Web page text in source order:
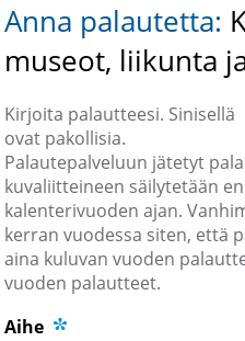
Anna palautetta:
museot, liikunta
Kirjoita palautteesi. Sinisellä
ovat pakollisia.
Palautepalveluun jätetyt
kuvaliitteineen säilytetään
kalenterivuoden ajan.
kerran vuodessa siten, että
aina kuluvan vuoden
vuoden palautteet.
Aihe